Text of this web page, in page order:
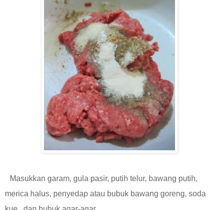
Masukkan garam, gula pasir, putih telur, bawang putih,
merica halus, penyedap atau bubuk bawang goreng, soda